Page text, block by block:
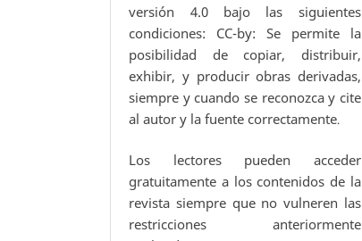
versión 4.0 bajo las siguientes
condiciones: CC-by: Se permite la
posibilidad de copiar, distribuir,
exhibir, y producir obras derivadas,
siempre y cuando se reconozca y cite
al autor y la fuente correctamente.
Los lectores pueden acceder
gratuitamente a los contenidos de la
revista siempre que no vulneren las
restricciones anteriormente